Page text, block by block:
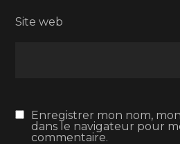
Site web
Enregistrer mon nom,
dans le navigateur pour
commentaire.